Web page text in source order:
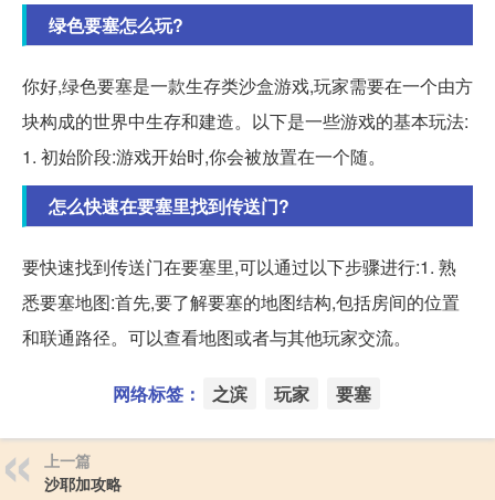
绿色要塞怎么玩?
你好,绿色要塞是一款生存类沙盒游戏,玩家需要在一个由方
块构成的世界中生存和建造。以下是一些游戏的基本玩法:
1. 初始阶段:游戏开始时,你会被放置在一个随。
怎么快速在要塞里找到传送门?
要快速找到传送门在要塞里,可以通过以下步骤进行:1. 熟
悉要塞地图:首先,要了解要塞的地图结构,包括房间的位置
和联通路径。可以查看地图或者与其他玩家交流。
网络标签： 之滨 玩家 要塞
上一篇
沙耶加攻略